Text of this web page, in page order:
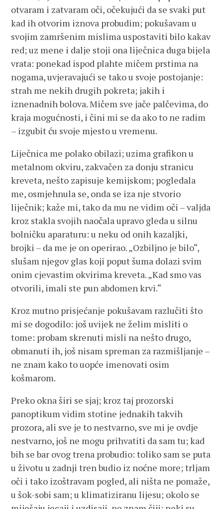
otvaram i zatvaram oči, očekujući da se svaki put
kad ih otvorim iznova probudim; pokušavam u
svojim zamršenim mislima uspostaviti bilo kakav
red; uz mene i dalje stoji ona liječnica duga bijela
vrata: ponekad ispod plahte mičem prstima na
nogama, uvjeravajući se tako u svoje postojanje:
strah me nekih drugih pokreta; jakih i
iznenadnih bolova. Mičem sve jače palčevima, do
kraja mogućnosti, i čini mi se da ako to ne radim
– izgubit ću svoje mjesto u vremenu.
Liječnica me polako obilazi; uzima grafikon u
metalnom okviru, zakvačen za donju stranicu
kreveta, nešto zapisuje kemijskom; pogledala
me, osmjehnula se, onda se iza nje stvorio
liječnik; kaže mi, tako da mu ne vidim oči – valjda
kroz stakla svojih naočala upravo gleda u silnu
bolničku aparaturu: u neku od onih kazaljki,
brojki – da me je on operirao. „Ozbiljno je bilo“,
slušam njegov glas koji poput šuma dolazi svim
onim cjevastim okvirima kreveta. „Kad smo vas
otvorili, imali ste pun abdomen krvi.“
Kroz mutno prisjećanje pokušavam razlučiti što
mi se dogodilo: još uvijek ne želim misliti o
tome: probam skrenuti misli na nešto drugo,
obmanuti ih, još nisam spreman za razmišljanje –
ne znam kako to uopće imenovati osim
košmarom.
Preko okna širi se sjaj; kroz taj prozorski
panoptikum vidim stotine jednakih takvih
prozora, ali sve je to nestvarno, sve mi je ovdje
nestvarno, još ne mogu prihvatiti da sam tu; kad
bih se bar ovog trena probudio: toliko sam se puta
u životu u zadnji tren budio iz noćne more; trljam
oči i tako izoštravam pogled, ali ništa ne pomaže,
u šok-sobi sam; u klimatiziranu lijesu; okolo se